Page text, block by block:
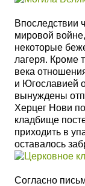
Впоследствии
мировой
некоторые
лагеря. Кроме
века
и Югославией
вынуждены
Херцег Нови
кладбище
приходить в
оставалось
Согласно